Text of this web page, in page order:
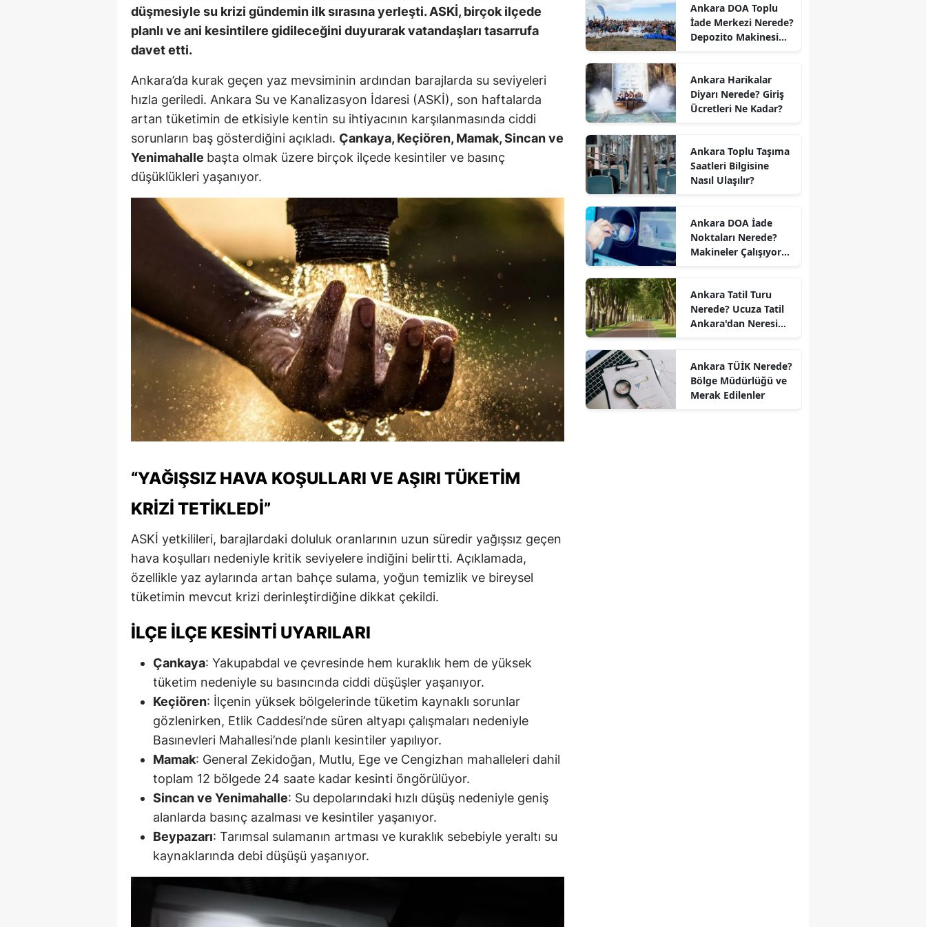
düşmesiyle su krizi gündemin ilk sırasına yerleşti. ASKİ, birçok ilçede
planlı ve ani kesintilere gidileceğini duyurarak vatandaşları tasarrufa
davet etti.
Ankara’da kurak geçen yaz mevsiminin ardından barajlarda su seviyeleri
hızla geriledi. Ankara Su ve Kanalizasyon İdaresi (ASKİ), son haftalarda
artan tüketimin de etkisiyle kentin su ihtiyacının karşılanmasında ciddi
sorunların baş gösterdiğini açıkladı. Çankaya, Keçiören, Mamak, Sincan ve
Yenimahalle başta olmak üzere birçok ilçede kesintiler ve basınç
düşüklükleri yaşanıyor.
“YAĞIŞSIZ HAVA KOŞULLARI VE AŞIRI TÜKETIM
KRIZI TETIKLEDI”
ASKİ yetkilileri, barajlardaki doluluk oranlarının uzun süredir yağışsız geçen
hava koşulları nedeniyle kritik seviyelere indiğini belirtti. Açıklamada,
özellikle yaz aylarında artan bahçe sulama, yoğun temizlik ve bireysel
tüketimin mevcut krizi derinleştirdiğine dikkat çekildi.
İLÇE İLÇE KESINTI UYARILARI
Çankaya: Yakupabdal ve çevresinde hem kuraklık hem de yüksek
tüketim nedeniyle su basıncında ciddi düşüşler yaşanıyor.
Keçiören: İlçenin yüksek bölgelerinde tüketim kaynaklı sorunlar
gözlenirken, Etlik Caddesi’nde süren altyapı çalışmaları nedeniyle
Basınevleri Mahallesi’nde planlı kesintiler yapılıyor.
Mamak: General Zekidoğan, Mutlu, Ege ve Cengizhan mahalleleri dahil
toplam 12 bölgede 24 saate kadar kesinti öngörülüyor.
Sincan ve Yenimahalle: Su depolarındaki hızlı düşüş nedeniyle geniş
alanlarda basınç azalması ve kesintiler yaşanıyor.
Beypazarı: Tarımsal sulamanın artması ve kuraklık sebebiyle yeraltı su
kaynaklarında debi düşüşü yaşanıyor.
Ankara DOA Toplu
İade Merkezi Nerede?
Depozito Makinesi
Ankara Harikalar
Diyarı Nerede? Giriş
Ücretleri Ne Kadar?
Ankara Toplu Taşıma
Saatleri Bilgisine
Nasıl Ulaşılır?
Ankara DOA İade
Noktaları Nerede?
Makineler Çalışıyor
Ankara Tatil Turu
Nerede? Ucuza Tatil
Ankara'dan Neresi
Ankara TÜİK Nerede?
Bölge Müdürlüğü ve
Merak Edilenler